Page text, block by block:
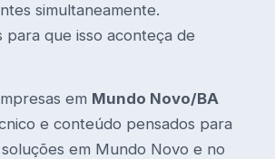
simultaneamente.
para que isso aconteça de
em Mundo Novo/BA
e conteúdo pensados para
em Mundo Novo e no